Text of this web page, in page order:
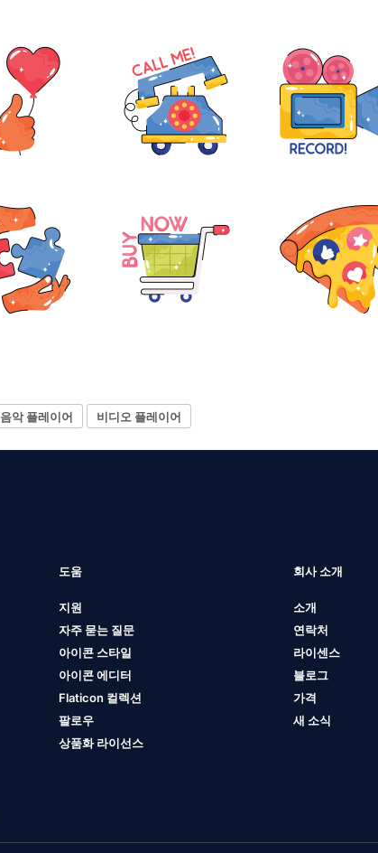
음악 플레이어 비디오 플레이어
도움
지원
자주 묻는 질문
아이콘 스타일
아이콘 에디터
Flaticon 컬렉션
팔로우
상품화 라이선스
회사 소개
소개
연락처
라이센스
블로그
가격
새 소식